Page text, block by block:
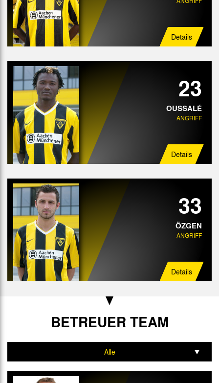
Details
23
OUSSALÉ
ANGRIFF
Details
33
ÖZGEN
ANGRIFF
Details
BETREUER TEAM
Alle
Trainer